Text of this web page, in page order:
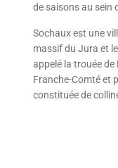
de saisons au sein
Sochaux est une
massif du Jura et
appelé la trouée de
Franche-Comté et
constituée de